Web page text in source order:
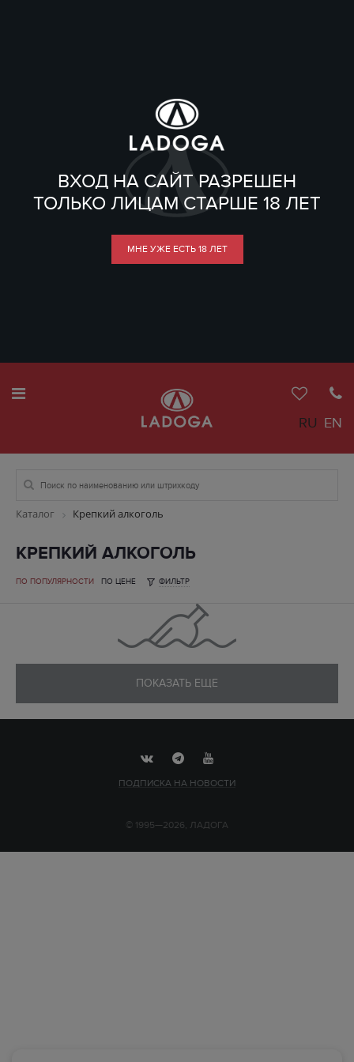
ВХОД НА САЙТ РАЗРЕШЕН
ТОЛЬКО ЛИЦАМ СТАРШЕ 18 ЛЕТ
МНЕ УЖЕ ЕСТЬ 18 ЛЕТ
RU EN
Каталог Крепкий алкоголь
КРЕПКИЙ АЛКОГОЛЬ
ПО ПОПУЛЯРНОСТИ ПО ЦЕНЕ ФИЛЬТР
ПОКАЗАТЬ ЕЩЕ
ПОДПИСКА НА НОВОСТИ
© 1995—2026, ЛАДОГА